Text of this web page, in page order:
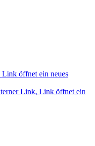
öffnet ein neues
Link, Link öffnet ein